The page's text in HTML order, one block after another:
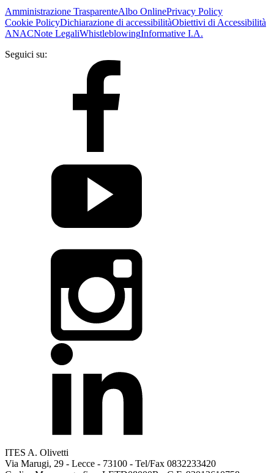
Amministrazione TrasparenteAlbo OnlinePrivacy Policy
Cookie PolicyDichiarazione di accessibilitàObiettivi di Accessibilità
ANACNote LegaliWhistleblowingInformative I.A.
Seguici su:
ITES A. Olivetti
Via Marugi, 29 - Lecce - 73100 - Tel/Fax 0832233420